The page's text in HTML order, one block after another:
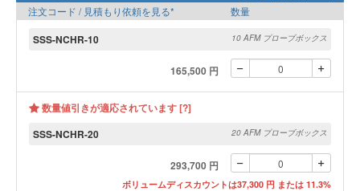
注文コード / 見積もり依頼を見る*
数量
SSS-NCHR-10 10 AFM プローブボックス
165,500 円
数量値引きが適応されています [?]
SSS-NCHR-20
20 AFM プローブボックス
293,700 円
ボリュームディスカウントは37,300 円 または 11.3%